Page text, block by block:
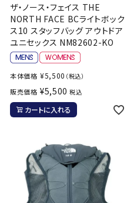
ザ・ノース・フェイス THE
NORTH FACE BCライトボック
ス10 スタッフバッグ アウトドア
ユニセックス NM82602-KO
本体価格 ¥5,500 （税込）
販売価格 ¥5,500 税込
カートに入れる